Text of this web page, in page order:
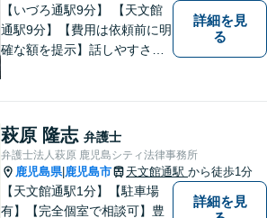
【いづろ通駅9分】 【天文館
通駅9分】【費用は依頼前に明
確な額を提示】話しやすさを
で、お悩みの解決に向けて丁
寧にアドバイスしていきま
す。
詳細を見
る
萩原 隆志 弁護士
弁護士法人萩原 鹿児島シティ法律事務所
鹿児島県| 鹿児島市 天文館通駅 から徒歩1分
【天文館通駅1分】【駐車場
有】【完全個室で相談可】豊
詳細を見